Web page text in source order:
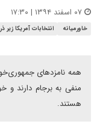
خاورمیانه
انتخابات آمریکا زیر
همه نامزدهای
منفی به برجام دارند و
هستند.